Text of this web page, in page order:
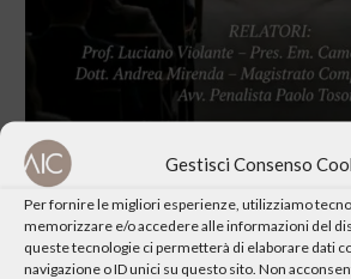
Gestisci Consenso
Per fornire le migliori esperienze, utilizziamo
memorizzare e/o accedere alle informazioni del
queste tecnologie ci permetterà di elaborare dati
navigazione o ID unici su questo sito. Non